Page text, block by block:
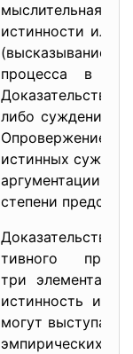
мыслительная
истинности или
процесса в
Доказательство
либо суждения с
Опровержение
истинных
аргументации.
степени
тивного
три элемента:
истинность или
могут выступать
эмпирических